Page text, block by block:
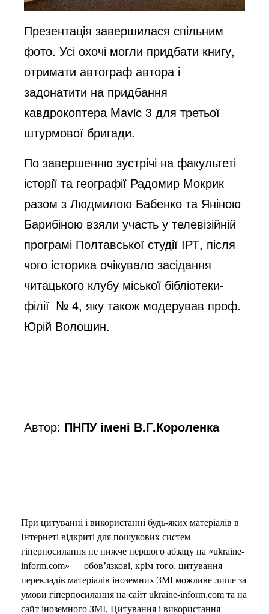
Презентація завершилася спільним
фото. Усі охочі могли придбати книгу,
отримати автограф автора і
задонатити на придбання
кавдрокоптера Mavic 3 для третьої
штурмової бригади.
По завершенню зустрічі на факультеті
історії та географії Радомир Мокрик
разом з Людмилою Бабенко та Яніною
Барибіною взяли участь у телевізійній
програмі Полтавської студії ІРТ, після
чого історика очікувало засідання
читацького клубу міської бібліотеки-
філії № 4, яку також модерував проф.
Юрій Волошин.
Автор: ПНПУ імені В.Г.Короленка
При цитуванні і використанні будь-яких матеріалів в
Інтернеті відкриті для пошукових систем
гіперпосилання не нижче першого абзацу на «ukraine-
inform.com» — обов’язкові, крім того, цитування
перекладів матеріалів іноземних ЗМІ можливе лише за
умови гіперпосилання на сайт ukraine-inform.com та на
сайт іноземного ЗМІ. Цитування і використання